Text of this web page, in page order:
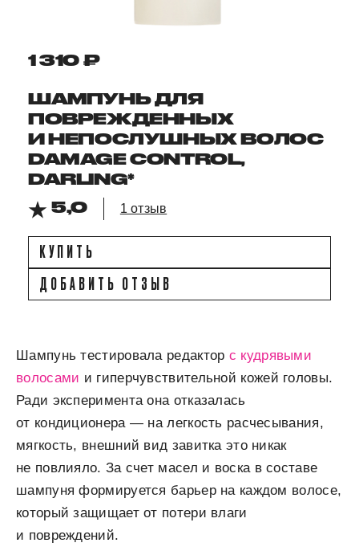
1 310 ₽
ШАМПУНЬ ДЛЯ
ПОВРЕЖДЕННЫХ
И НЕПОСЛУШНЫХ ВОЛОС
DAMAGE CONTROL,
DARLING*
5,0
1 отзыв
КУПИТЬ
ДОБАВИТЬ ОТЗЫВ
Шампунь тестировала редактор с кудрявыми
волосами и гиперчувствительной кожей головы.
Ради эксперимента она отказалась
от кондиционера — на легкость расчесывания,
мягкость, внешний вид завитка это никак
не повлияло. За счет масел и воска в составе
шампуня формируется барьер на каждом волосе,
который защищает от потери влаги
и повреждений.